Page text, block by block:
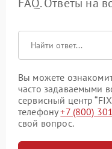
Вы можете
часто задаваемыми
сервисный центр
телефону+7 (800)
свой вопрос.